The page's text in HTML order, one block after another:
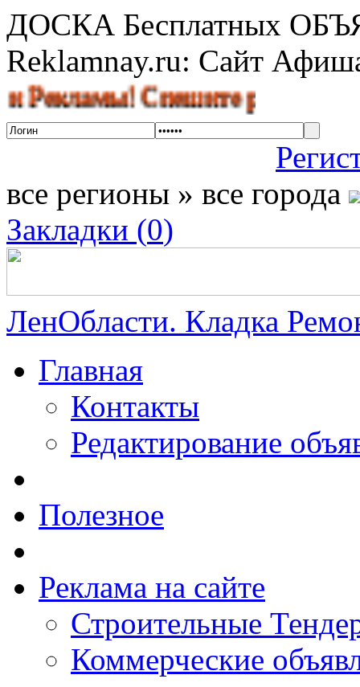
ДОСКА Бесплатных
Reklamnay.ru: Сайт
Спешите разместить
все регионы » все города
Закладки (0)
ЛенОбласти. Кладка
Главная
Контакты
Редактирование
Полезное
Реклама на сайте
Строительные
Коммерческие